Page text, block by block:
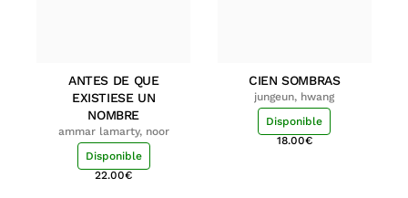
ANTES DE QUE
EXISTIESE UN
NOMBRE
ammar lamarty, noor
Disponible
22.00€
CIEN SOMBRAS
jungeun, hwang
Disponible
18.00€